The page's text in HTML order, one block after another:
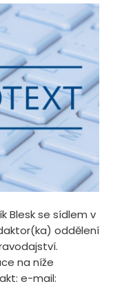
Blesk se sídlem v
oddělení
na níže
e-mail: